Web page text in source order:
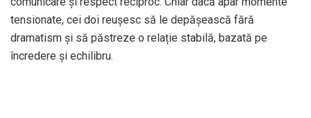
tensionate, cei doi reușesc să le depășească fără
dramatism și să păstreze o relație stabilă, bazată pe
încredere și echilibru.